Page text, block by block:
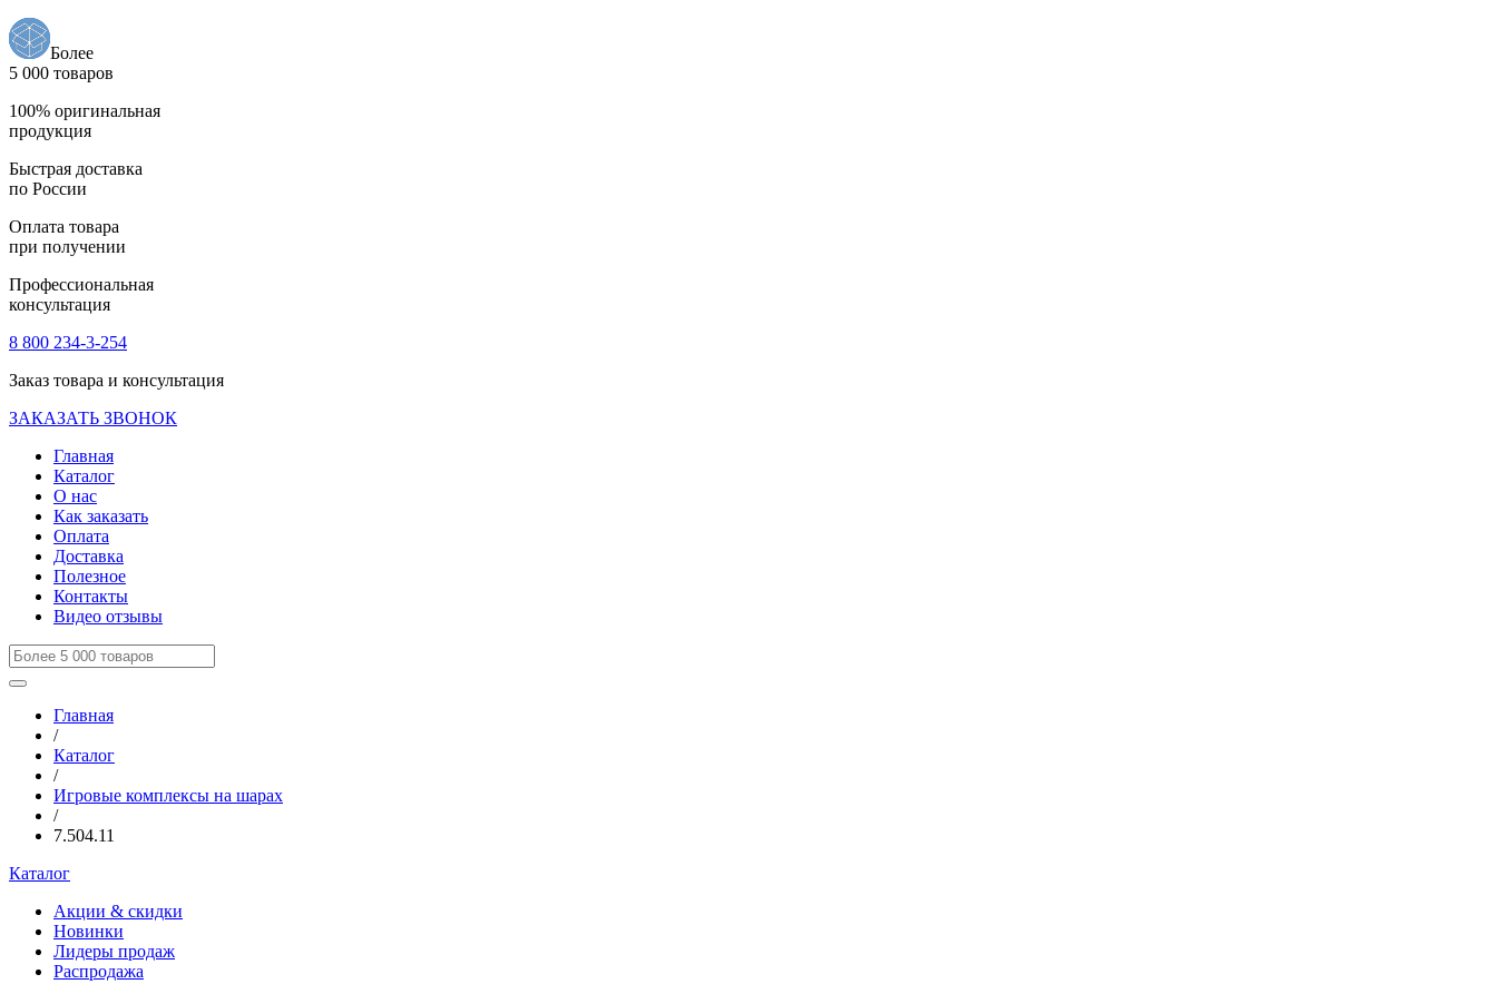
Более
5 000 товаров
100% оригинальная
продукция
Быстрая доставка
по России
Оплата товара
при получении
Профессиональная
консультация
8 800 234-3-254
Заказ товара и консультация
ЗАКАЗАТЬ ЗВОНОК
Главная
Каталог
О нас
Как заказать
Оплата
Доставка
Полезное
Контакты
Видео отзывы
Главная
/
Каталог
/
Игровые комплексы на шарах
/
7.504.11
Каталог
Акции & скидки
Новинки
Лидеры продаж
Распродажа